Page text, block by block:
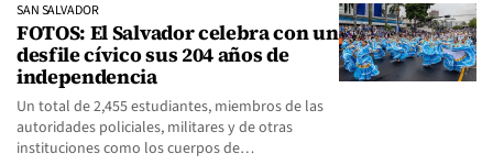
SAN SALVADOR
FOTOS: El Salvador celebra con un
desfile cívico sus 204 años de
independencia
Un total de 2,455 estudiantes, miembros de las
autoridades policiales, militares y de otras
instituciones como los cuerpos de…